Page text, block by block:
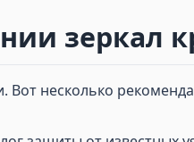
зеркал
несколько